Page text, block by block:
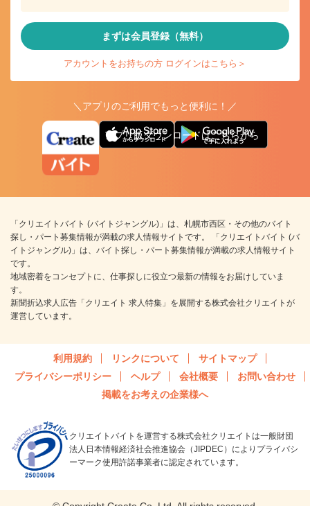
まずは会員登録（無料）
アカウントをお持ちの方 ログインはこちら＞
＼アプリのご利用でもっと便利に！／
アプリ版ダウンロードはこちらから
「クリエイトバイト (バイトジャングル)」は、札幌市西区・その他のバイト
探し・パート募集情報が満載の求人情報サイトです。 「クリエイトバイト (バ
イトジャングル)」は、バイト探し・パート募集情報が満載の求人情報サイト
です。
地域密着をコンセプトに、仕事探しに役立つ最新の情報をお届けしていま
す。
新聞折込求人広告「クリエイト 求人特集」を展開する株式会社クリエイトが
運営しています。
利用規約 リンクについて
サイトマップ
プライバシーポリシー
ヘルプ 会社概要
お問い合わせ
掲載をお考えの企業様へ
クリエイトバイトを運営する株式会社クリエイトは一般財団
法人日本情報経済社会推進協会（JIPDEC）によりプライバシ
ーマーク使用許諾事業者に認定されています。